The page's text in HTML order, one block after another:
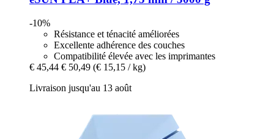
-10%
Résistance et ténacité améliorées
Excellente adhérence des couches
Compatibilité élevée avec les imprimantes
€ 45,44 € 50,49 (€ 15,15 / kg)
Livraison jusqu'au 13 août